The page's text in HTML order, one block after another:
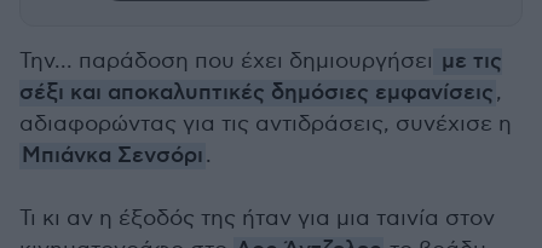
Την... παράδοση που έχει δημιουργήσει με τις
σέξι και αποκαλυπτικές δημόσιες εμφανίσεις,
αδιαφορώντας για τις αντιδράσεις, συνέχισε η
Μπιάνκα Σενσόρι.
Τι κι αν η έξοδός της ήταν για μια ταινία στον